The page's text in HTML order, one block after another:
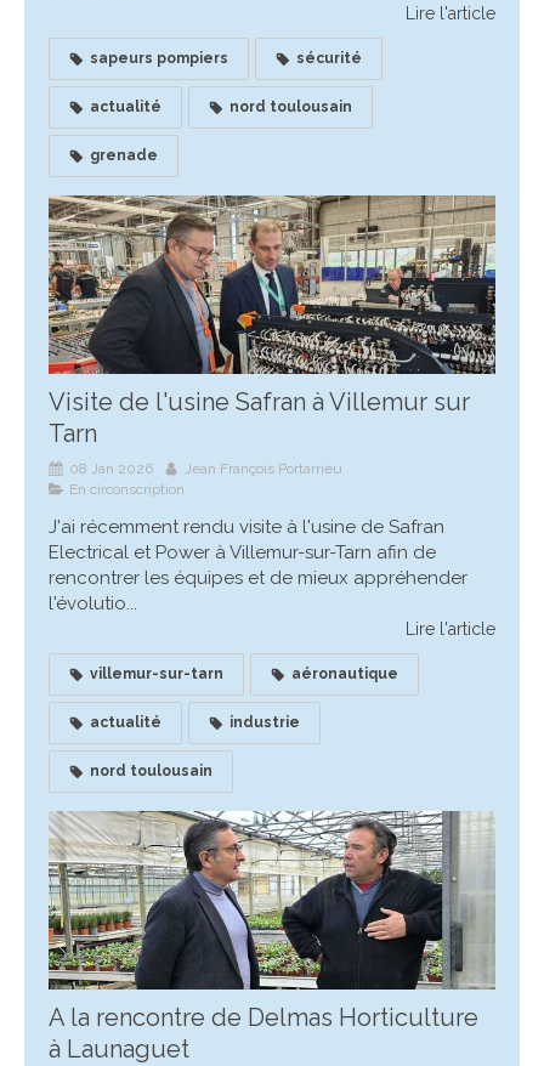
Lire l'article
sapeurs pompiers sécurité
actualité nord toulousain
grenade
Visite de l'usine Safran à Villemur sur
Tarn
08 Jan 2026
Jean François Portarrieu
En circonscription
J'ai récemment rendu visite à l'usine de Safran
Electrical et Power à Villemur-sur-Tarn afin de
rencontrer les équipes et de mieux appréhender
l'évolutio...
Lire l'article
villemur-sur-tarn aéronautique
actualité industrie
nord toulousain
A la rencontre de Delmas Horticulture
à Launaguet